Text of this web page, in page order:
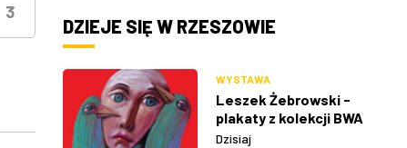
3
DZIEJE SIĘ W RZESZOWIE
WYSTAWA
Leszek Żebrowski -
plakaty z kolekcji BWA
w Rzeszowie
Dzisiaj